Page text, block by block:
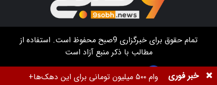
خبر فوری
وام ۵۰۰ میلیون تومانی برای این دهک‌ها+
تمام حقوق برای خبرگزاری9صبح
محفوظ است. استفاده از
مطالب با ذکر منبع آزاد است
طراحی سایت خبرگزاری آسام